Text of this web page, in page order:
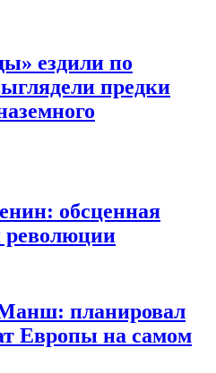
ездили по
предки
обсценная
революции
планировал
Европы на самом